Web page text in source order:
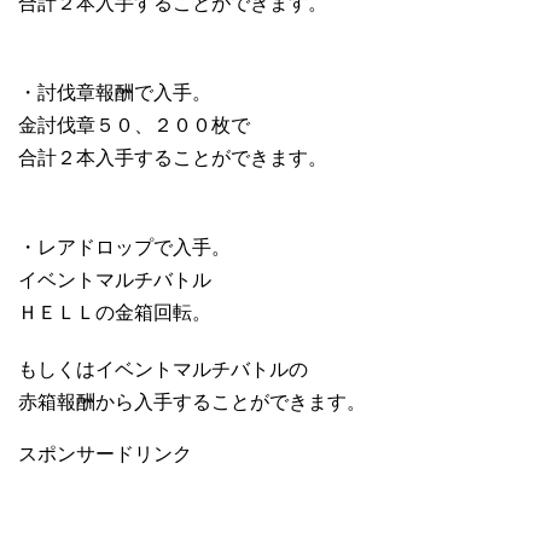
・討伐章報酬で入手。
金討伐章５０、２００枚で
合計２本入手することができます。
・レアドロップで入手。
イベントマルチバトル
ＨＥＬＬの金箱回転。
もしくはイベントマルチバトルの
赤箱報酬から入手することができます。
スポンサードリンク